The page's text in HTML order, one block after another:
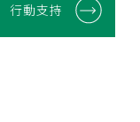
行動支持